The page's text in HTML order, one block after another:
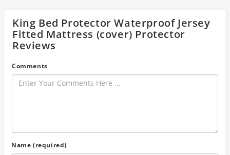
King Bed Protector Waterproof Jersey
Fitted Mattress (cover) Protector
Reviews
Comments
Name (required)